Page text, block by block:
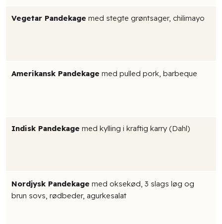
Vegetar Pandekage med stegte grøntsager, chilimayo
Amerikansk Pandekage med pulled pork, barbeque
Indisk Pandekage med kylling i kraftig karry (Dahl)
Nordjysk Pandekage med oksekød, 3 slags løg og
brun sovs, rødbeder, agurkesalat